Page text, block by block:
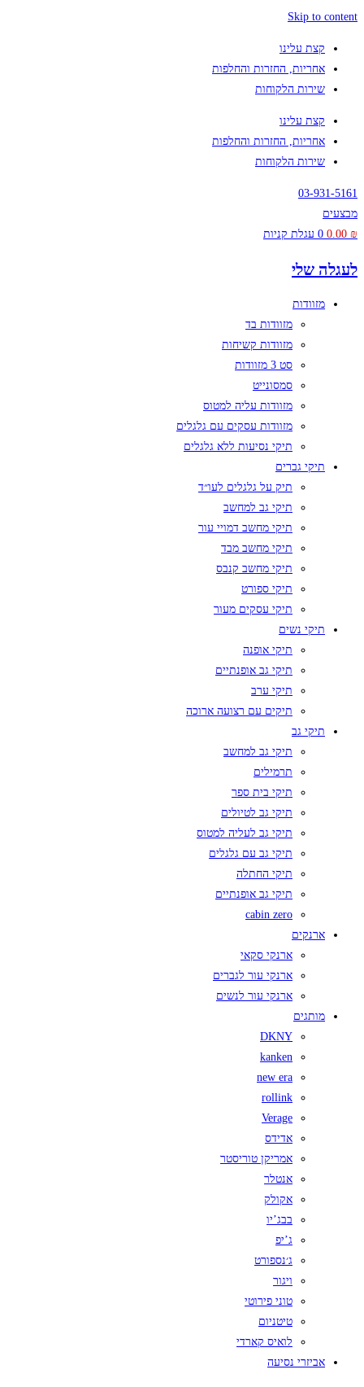
Skip to content
קצת עלינו
אחריות, החזרות והחלפות
שירות הלקוחות
קצת עלינו
אחריות, החזרות והחלפות
שירות הלקוחות
03-931-5161
מבצעים
0.00 ₪
0 עגלת קניות
לעגלה שלי
מזוודות
מזוודות בד
מזוודות קשיחות
סט 3 מזוודות
סמסונייט
מזוודות עליה למטוס
מזוודות עסקים עם גלגלים
תיקי נסיעות ללא גלגלים
תיקי גברים
תיק על גלגלים לעו״ד
תיקי גב למחשב
תיקי מחשב דמויי עור
תיקי מחשב מבד
תיקי מחשב קנבס
תיקי ספורט
תיקי עסקים מעור
תיקי נשים
תיקי אופנה
תיקי גב אופנתיים
תיקי ערב
תיקים עם רצועה ארוכה
תיקי גב
תיקי גב למחשב
תרמילים
תיקי בית ספר
תיקי גב לטיולים
תיקי גב לעליה למטוס
תיקי גב עם גלגלים
תיקי החתלה
תיקי גב אופנתיים
cabin zero
ארנקים
ארנקי סקאי
ארנקי עור לגברים
ארנקי עור לנשים
מותגים
DKNY
kanken
new era
rollink
Verage
אדידס
אמריקן טוריסטר
אנטלר
אקולק
בבג’יו
ג’יפ
ג׳נספורט
ויגור
טוני פירוטי
טיטניום
לואיס קארדי
אביזרי נסיעה